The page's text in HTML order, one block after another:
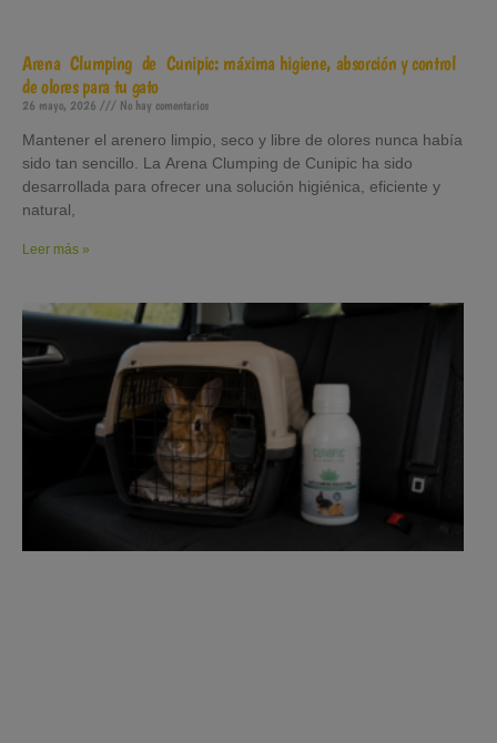
Arena Clumping de Cunipic: máxima higiene, absorción y control
de olores para tu gato
26 mayo, 2026 No hay comentarios
Mantener el arenero limpio, seco y libre de olores nunca había
sido tan sencillo. La Arena Clumping de Cunipic ha sido
desarrollada para ofrecer una solución higiénica, eficiente y
natural,
Leer más »